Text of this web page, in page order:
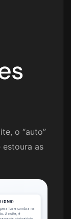
o “auto”
estoura as
(DNG)
luz e sombra na
À noite, é